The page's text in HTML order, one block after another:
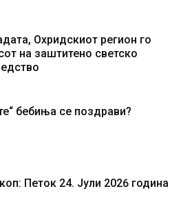
Охридскиот регион го
на заштитено светско
бебиња се поздрави?
Петок 24. Јули 2026 година